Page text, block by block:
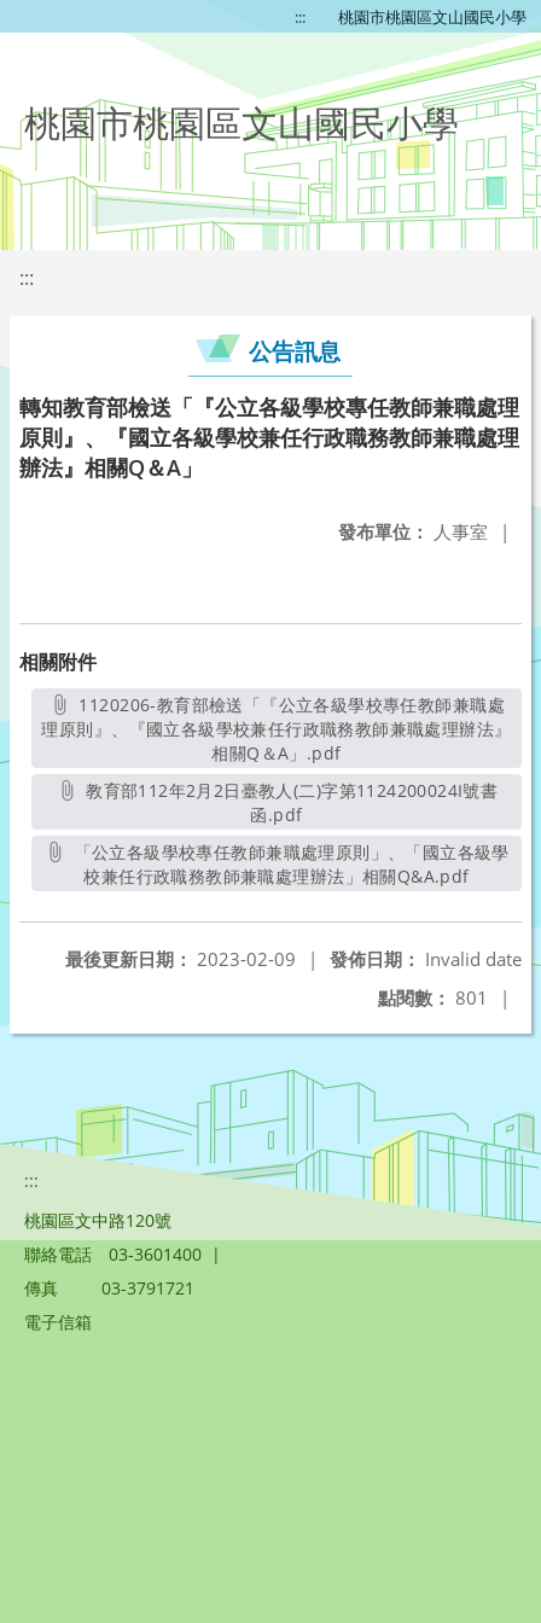
::: 桃園市桃園區文山國民小學
桃園市桃園區文山國民小學
:::
公告訊息
轉知教育部檢送「『公立各級學校專任教師兼職處理
原則』、『國立各級學校兼任行政職務教師兼職處理
辦法』相關Q＆A」
發布單位： 人事室 |
相關附件
理原則』、『國立各級學校兼任行政職務教師兼職處理辦法』
相關Q＆A」.pdf另開新視窗
教育部112年2月2日臺教人(二)字第1124200024I號書
函.pdf另開新視窗
校兼任行政職務教師兼職處理辦法」相關Q&A.pdf另開新視
發佈日期： Invalid date
最後更新日期： 2023-02-09
|
點閱數： 801 |
:::
桃園區文中路120號
聯絡電話
03-3601400 |
傳真
03-3791721
電子信箱